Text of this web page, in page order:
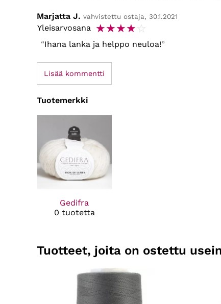
Marjatta J. vahvistettu ostaja, 30.1.2021
Yleisarvosana ☆☆☆☆☆
Ihana lanka ja helppo neuloa!
Lisää kommentti
Tuotemerkki
Gedifra
0 tuotetta
Tuotteet, joita on ostettu